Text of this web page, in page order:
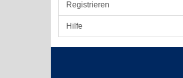
Registrieren
Hilfe